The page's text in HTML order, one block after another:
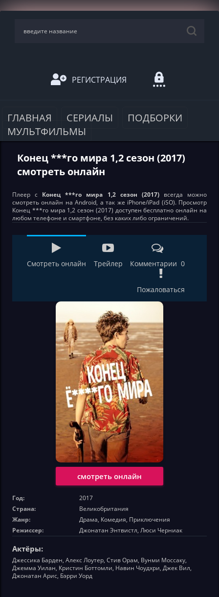
РЕГИСТРАЦИЯ
ГЛАВНАЯ СЕРИАЛЫ
ПОДБОРКИ
МУЛЬТФИЛЬМЫ
Конец ***го мира 1,2 сезон (2017)
смотреть онлайн
Плеер с Конец ***го мира 1,2 сезон (2017)всегда можно
смотреть онлайн на Android, а так же iPhone/iPad (iSO). Просмотр
Конец ***го мира 1,2 сезон (2017) доступен бесплатно онлайн на
любом телефоне и смартфоне, без каких либо ограничений.
Смотреть онлайн Трейлер Комментарии 0
Пожаловаться
смотреть онлайн
Год:
2017
Страна:
Великобритания
Жанр:
Драма, Комедия, Приключения
Режиссер:
Джонатан Энтвистл, Люси Черниак
Актёры:
Джессика Барден, Алекс Лоутер, Стив Орам, Вунми Моссаку,
Джемма Уилан, Кристин Боттомли, Навин Чоудхри, Джек Вил,
Джонатан Арис, Бэрри Уорд